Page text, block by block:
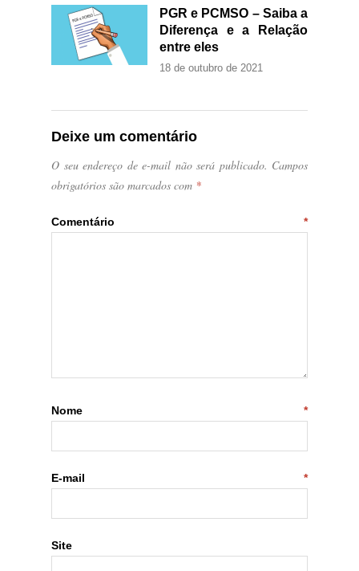
PGR e PCMSO – Saiba a
Diferença e a Relação
entre eles
18 de outubro de 2021
Deixe um comentário
O seu endereço de e-mail não será publicado. Campos
obrigatórios são marcados com *
Comentário *
Nome *
E-mail *
Site